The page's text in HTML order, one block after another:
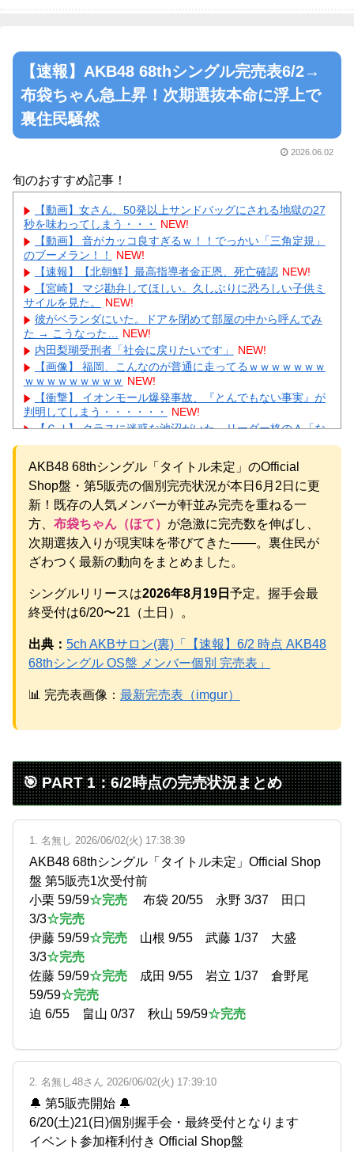
【速報】AKB48 68thシングル完売表6/2→
布袋ちゃん急上昇！次期選抜本命に浮上で
裏住民騒然
2026.06.02
旬のおすすめ記事！
【動画】女さん、50発以上サンドバッグにされる地獄の27
秒を味わってしまう・・・
NEW!
【動画】 音がカッコ良すぎるｗ！！でっかい「三角定規」
のブーメラン！！
NEW!
【速報】【北朝鮮】最高指導者金正恩、死亡確認 NEW!
【宮崎】 マジ勘弁してほしい。久しぶりに恐ろしい子供ミ
サイルを見た。
NEW!
彼がベランダにいた。ドアを閉めて部屋の中から呼んでみ
た → こうなった…
NEW!
内田梨瑚受刑者「社会に戻りたいです」
NEW!
【画像】 福岡、こんなのが普通に走ってるｗｗｗｗｗｗｗ
ｗｗｗｗｗｗｗｗｗ NEW!
【衝撃】 イオンモール爆発事故、『とんでもない事実』が
判明してしまう・・・・・・
NEW!
【ＧＪ】 クラスに迷惑な池沼がいた。リーダー格のＡ「な
んで支援学級に入れないんですか？」先生「背の高い低いと
【画像】 日産が社運をかけて発売するSUVｗｗｗｗｗｗｗ
NEW!
【物議】King Gnuの「やる気ない」宣伝動画に批判殺到→
ガル民も真っ二つにｗｗｗ
NEW!
【続報】三山凌輝、花乃まりあと懲りずに密会継続→ガル
民「もう何回目だよ」総ツッコミｗｗｗ
元AKB社長、22億円申告漏れ 乃木坂46運営会社の株式を
元AKB社長、22億円申告漏れ 乃木坂46運営会社の株式を
パチンコ京楽産業に譲渡【ノース・リバー】【窪田康志】
Powered by livedoor 相互RSS
AKB48 68thシングル「タイトル未定」のOfficial
Shop盤・第5販売の個別完売状況が本日6月2日に更
新！既存の人気メンバーが軒並み完売を重ねる一
方、 布袋ちゃん（ほて） が急激に完売数を伸ばし、
次期選抜入りが現実味を帯びてきた——。裏住民が
ざわつく最新の動向をまとめました。
シングルリリースは2026年8月19日 予定。握手会最
終受付は6/20〜21（土日）。
出典： 5ch AKBサロン(裏)「【速報】6/2 時点 AKB48
68thシングル OS盤 メンバー個別 完売表」
📊 完売表画像： 最新完売表（imgur）
🎯 PART 1：6/2時点の完売状況まとめ
1. 名無し 2026/06/02(火) 17:38:39
AKB48 68thシングル「タイトル未定」Official Shop
盤 第5販売1次受付前
小栗 59/59☆完売 布袋 20/55 永野 3/37 田口
3/3☆完売
伊藤 59/59☆完売 山根 9/55 武藤 1/37 大盛
3/3☆完売
佐藤 59/59☆完売 成田 9/55 岩立 1/37 倉野尾
59/59☆完売
迫 6/55 畠山 0/37 秋山 59/59☆完売
2. 名無し48さん 2026/06/02(火) 17:39:10
🔔 第5販売開始 🔔
6/20(土)21(日)個別握手会・最終受付となります
イベント参加権利付き Official Shop盤